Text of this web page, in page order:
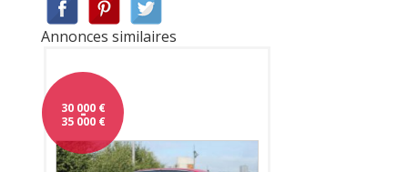
Annonces similaires
30 000€
-
35 000€